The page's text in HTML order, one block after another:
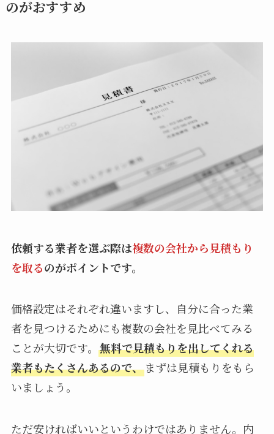
のがおすすめ
依頼する業者を選ぶ際は複数の会社から見積もり
を取るのがポイントです。
価格設定はそれぞれ違いますし、自分に合った業
者を見つけるためにも複数の会社を見比べてみる
ことが大切です。 無料で見積もりを出してくれる
業者もたくさんあるので、まずは見積もりをもら
いましょう。
ただ安ければいいというわけではありません。内